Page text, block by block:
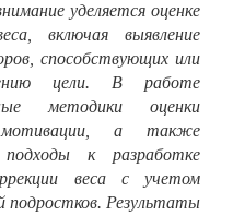
уделяется оценке
включая выявление
способствующих или
цели. В работе
методики оценки
а также
к разработке
веса с учетом
подростков. Результаты